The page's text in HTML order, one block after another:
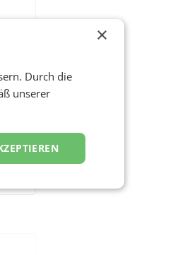
×
Durch die
unserer